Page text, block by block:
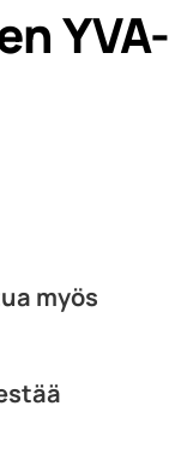
YVA-
myös